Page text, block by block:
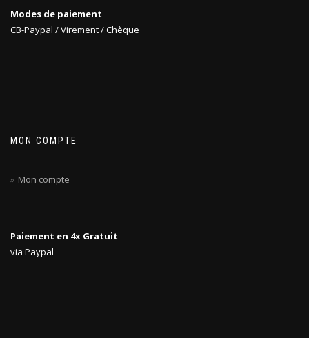
sur
la
Modes de paiement
CB-Paypal / Virement / Chèque
MON COMPTE
Mon compte
Paiement en 4x Gratuit
via Paypal